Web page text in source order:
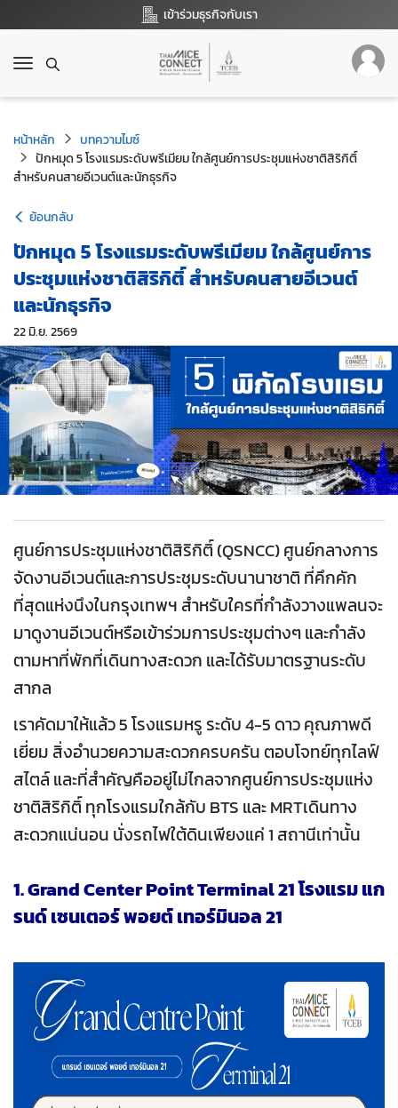
เข้าร่วมธุรกิจกับเรา
T
g
l
e
n
v
g
a
t
i
o
n
หน้าหลัก
บทความไมซ์
ปักหมุด 5 โรงแรมระดับพรีเมียม ใกล้ศูนย์การประชุมแห่งชาติสิริกิติ์
สำหรับคนสายอีเวนต์และนักธุรกิจ
ย้อนกลับ
ปักหมุด 5 โรงแรมระดับพรีเมียม ใกล้ศูนย์การ
ประชุมแห่งชาติสิริกิติ์ สำหรับคนสายอีเวนต์
และนักธุรกิจ
22 มิ.ย. 2569
ศูนย์การประชุมแห่งชาติสิริกิติ์(QSNCC) ศูนย์กลางการ
จัดงานอีเวนต์และการประชุมระดับนานาชาติ ที่คึกคัก
ที่สุดแห่งนึงในกรุงเทพฯ สำหรับใครที่กำลังวางแพลนจะ
มาดูงานอีเวนต์หรือเข้าร่วมการประชุมต่างๆ และกำลัง
ตามหาที่พักที่เดินทางสะดวก และได้รับมาตรฐานระดับ
สากล
เราคัดมาให้แล้ว 5 โรงแรมหรู ระดับ 4-5 ดาว คุณภาพดี
เยี่ยม สิ่งอำนวยความสะดวกครบครัน ตอบโจทย์ทุกไลฟ์
สไตล์ และที่สำคัญคืออยู่ไม่ไกลจากศูนย์การประชุมแห่ง
ชาติสิริกิติ์ ทุกโรงแรมใกล้กับ BTS และ MRTเดินทาง
สะดวกแน่นอน นั่งรถไฟใต้ดินเพียงแค่ 1 สถานีเท่านั้น
1. Grand Center Point Terminal 21 โรงแรม แก
รนด์ เซนเตอร์ พอยต์ เทอร์มินอล 21